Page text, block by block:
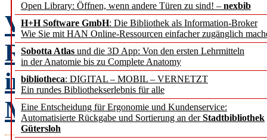
Open Library: Öffnen, wenn andere Türen zu sind! – nexbib
H+H Software GmbH: Die Bibliothek als Information-Broker
Wie Sie mit HAN Online-Ressourcen einfacher zugänglich
Sobotta Atlas und die 3D App: Von den ersten Lehrmitteln
in der Anatomie bis zu Complete Anatomy
bibliotheca: DIGITAL – MOBIL – VERNETZT
Ein rundes Bibliothekserlebnis für alle
Eine Entscheidung für Ergonomie und Kundenservice:
Automatisierte Rückgabe und Sortierung an derStadtbibliothek
Gütersloh
Veränderung als
RADAR etabliert sich
im
Matthias Razum